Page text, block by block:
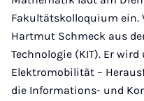
Fakultätskolloquium ein.
Hartmut Schmeck aus
Technologie (KIT). Er
Elektromobilität –
die Informations- und